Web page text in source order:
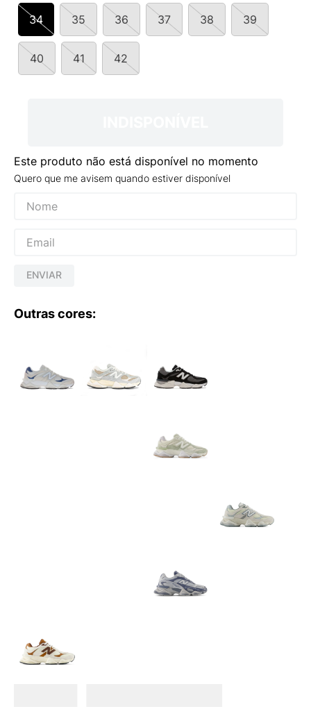
34 35 36 37 38 39
40 41 42
Este produto não está disponível no momento
Quero que me avisem quando estiver disponível
ENVIAR
Outras cores:
9º
NEW 530
VANS TÊNIS VANS ULTRARANGE